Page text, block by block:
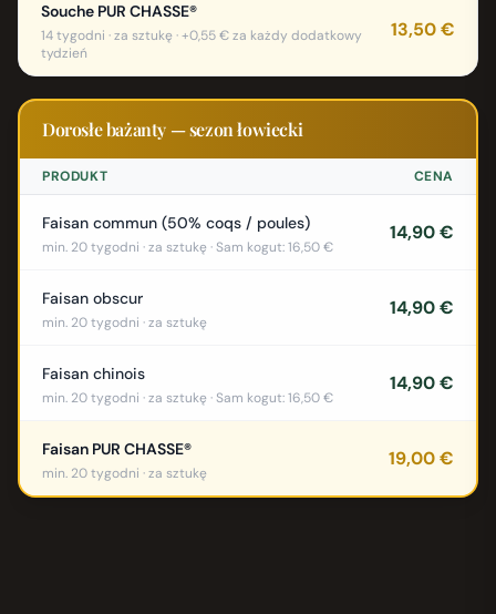
Souche PUR CHASSE®
14 tygodni · za sztukę · +0,55 € za każdy dodatkowy
tydzień
13,50 €
Dorosłe bażanty — sezon łowiecki
PRODUKT CENA
Faisan commun (50% coqs / poules)
min. 20 tygodni · za sztukę · Sam kogut: 16,50 €
14,90 €
Faisan obscur
min. 20 tygodni · za sztukę
14,90 €
Faisan chinois
min. 20 tygodni · za sztukę · Sam kogut: 16,50 €
14,90 €
Faisan PUR CHASSE®
min. 20 tygodni · za sztukę
19,00 €